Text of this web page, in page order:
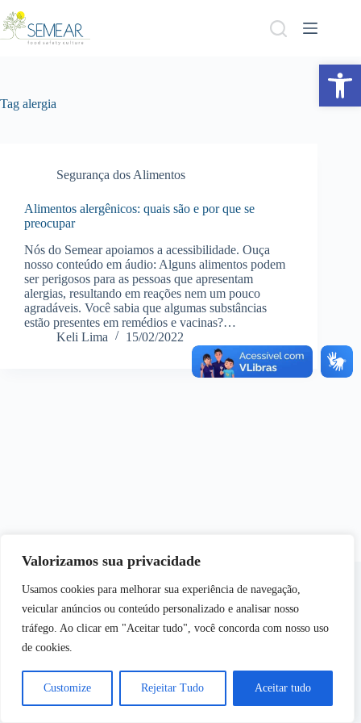
Abrir a barra de ferramentas
Valorizamos sua privacidade
Usamos cookies para melhorar sua experiência de navegação,
veicular anúncios ou conteúdo personalizado e analisar nosso
tráfego. Ao clicar em "Aceitar tudo", você concorda com nosso uso
de cookies.
Customize Rejeitar Tudo Aceitar tudo
Tag alergia
Segurança dos Alimentos
Alimentos alergênicos: quais são e por que se
preocupar
Nós do Semear apoiamos a acessibilidade. Ouça
nosso conteúdo em áudio: Alguns alimentos podem
ser perigosos para as pessoas que apresentam
alergias, resultando em reações nem um pouco
agradáveis. Você sabia que algumas substâncias
estão presentes em remédios e vacinas?…
Keli Lima
15/02/2022
Copyright © 2026 - Semear | Todos os Direitos